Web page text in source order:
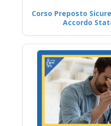
Corso Preposto
Accordo